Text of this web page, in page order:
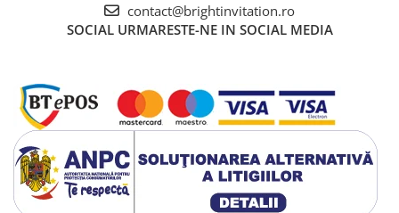
contact@brightinvitation.ro
SOCIAL URMARESTE-NE IN SOCIAL MEDIA